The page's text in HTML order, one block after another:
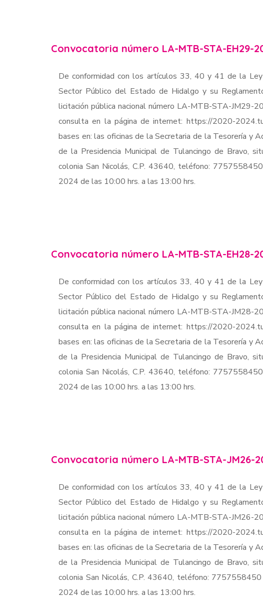
Convocatoria número LA-MTB-STA-EH29-
De conformidad con los artículos 33, 40 y 41 de la
Sector Público del Estado de Hidalgo y su
licitación pública nacional número LA-MTB-STA-JM29-
consulta en la página de internet: https://2020-
bases en: las oficinas de la Secretaria de la Tesorería y
de la Presidencia Municipal de Tulancingo de Bravo,
colonia San Nicolás, C.P. 43640, teléfono:
2024 de las 10:00 hrs. a las 13:00 hrs.
Convocatoria número LA-MTB-STA-EH28-
De conformidad con los artículos 33, 40 y 41 de la
Sector Público del Estado de Hidalgo y su
licitación pública nacional número LA-MTB-STA-JM28-
consulta en la página de internet: https://2020-
bases en: las oficinas de la Secretaria de la Tesorería y
de la Presidencia Municipal de Tulancingo de Bravo,
colonia San Nicolás, C.P. 43640, teléfono:
2024 de las 10:00 hrs. a las 13:00 hrs.
Convocatoria número LA-MTB-STA-JM26-
De conformidad con los artículos 33, 40 y 41 de la
Sector Público del Estado de Hidalgo y su
licitación pública nacional número LA-MTB-STA-JM26-
consulta en la página de internet: https://2020-
bases en: las oficinas de la Secretaria de la Tesorería y
de la Presidencia Municipal de Tulancingo de Bravo,
colonia San Nicolás, C.P. 43640, teléfono:
2024 de las 10:00 hrs. a las 13:00 hrs.